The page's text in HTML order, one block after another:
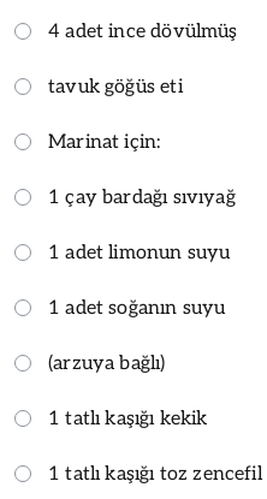
4 adet ince dövülmüş
tavuk göğüs eti
Marinat için:
1 çay bardağı sıvıyağ
1 adet limonun suyu
1 adet soğanın suyu
(arzuya bağlı)
1 tatlı kaşığı kekik
1 tatlı kaşığı toz zencefil